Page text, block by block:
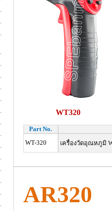
WT320
Part No.
WT-320
เครื่องวัดอุณหภูมิ
AR320